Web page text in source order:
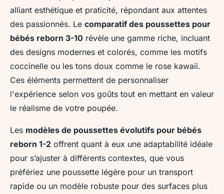
alliant esthétique et praticité, répondant aux attentes
des passionnés. Le comparatif des poussettes pour
bébés reborn 3-10 révèle une gamme riche, incluant
des designs modernes et colorés, comme les motifs
coccinelle ou les tons doux comme le rose kawaii.
Ces éléments permettent de personnaliser
l'expérience selon vos goûts tout en mettant en valeur
le réalisme de votre poupée.
Les modèles de poussettes évolutifs pour bébés
reborn 1-2 offrent quant à eux une adaptabilité idéale
pour s’ajuster à différents contextes, que vous
préfériez une poussette légère pour un transport
rapide ou un modèle robuste pour des surfaces plus